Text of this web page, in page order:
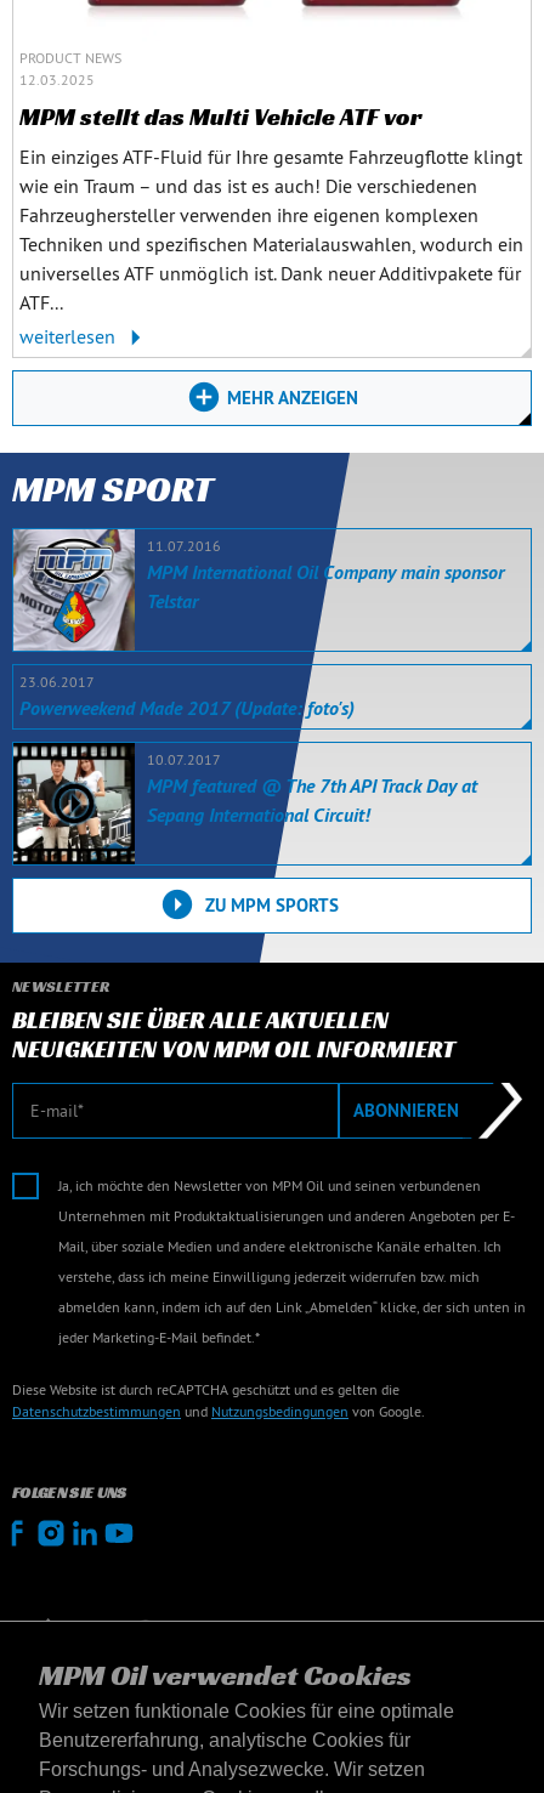
MPM Oil verwendet Cookies
Wir setzen funktionale Cookies für eine optimale
Benutzererfahrung, analytische Cookies für
Forschungs- und Analysezwecke. Wir setzen
PRODUCT NEWS
12.03.2025
MPM stellt das Multi Vehicle ATF vor
Ein einziges ATF-Fluid für Ihre gesamte Fahrzeugflotte klingt
wie ein Traum – und das ist es auch! Die verschiedenen
Fahrzeughersteller verwenden ihre eigenen komplexen
Techniken und spezifischen Materialauswahlen, wodurch ein
universelles ATF unmöglich ist. Dank neuer Additivpakete für
ATF...
weiterlesen
MEHR ANZEIGEN
MPM SPORT
11.07.2016
MPM International Oil Company main sponsor
Telstar
23.06.2017
Powerweekend Made 2017 (Update: foto's)
10.07.2017
MPM featured @ The 7th API Track Day at
Sepang International Circuit!
ZU MPM SPORTS
NEWSLETTER
BLEIBEN SIE ÜBER ALLE AKTUELLEN
NEUIGKEITEN VON MPM OIL INFORMIERT
E-Mail ABONNIEREN
Ja, ich möchte den Newsletter von MPM Oil und seinen verbundenen
Unternehmen mit Produktaktualisierungen und anderen Angeboten per E-
Mail, über soziale Medien und andere elektronische Kanäle erhalten. Ich
verstehe, dass ich meine Einwilligung jederzeit widerrufen bzw. mich
abmelden kann, indem ich auf den Link „Abmelden“ klicke, der sich unten in
jeder Marketing-E-Mail befindet.*
Diese Website ist durch reCAPTCHA geschützt und es gelten die
Datenschutzbestimmungen und Nutzungsbedingungen von Google.
FOLGEN SIE UNS